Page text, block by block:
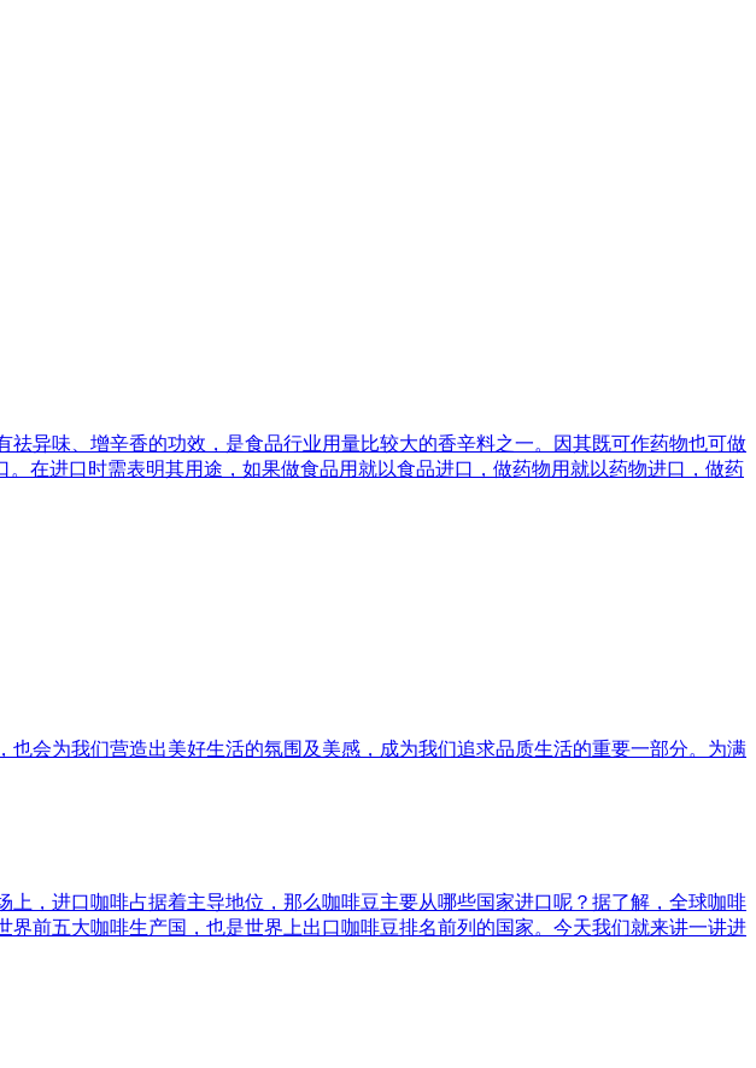
异味、增辛香的功效，是食品行业用量比较大的香辛料之一。因其既可作药物也可做
在进口时需表明其用途，如果做食品用就以食品进口，做药物用就以药物进口，做药
会为我们营造出美好生活的氛围及美感，成为我们追求品质生活的重要一部分。为满
，进口咖啡占据着主导地位，那么咖啡豆主要从哪些国家进口呢？据了解，全球咖啡
前五大咖啡生产国，也是世界上出口咖啡豆排名前列的国家。今天我们就来讲一讲进